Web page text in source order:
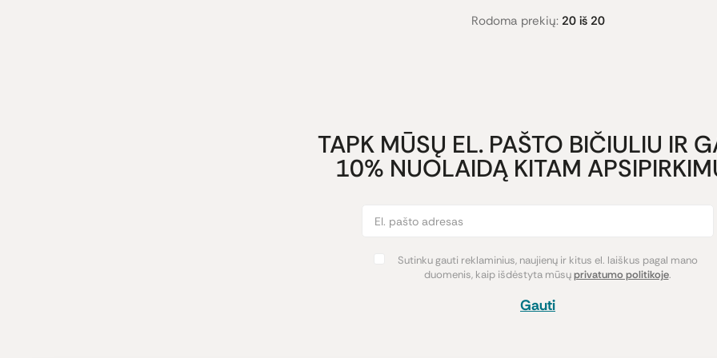
Rodoma prekių: 20 iš 20
TAPK MŪSŲ EL. PAŠTO BIČIULIU IR
10% NUOLAIDĄ KITAM
Sutinku gauti reklaminius, naujienų ir kitus el. laiškus pagal mano
duomenis, kaip išdėstyta mūsųprivatumo politikoje.
Gauti